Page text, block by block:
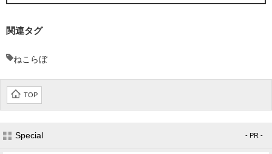
関連タグ
ねこらぼ
TOP
Special - PR -